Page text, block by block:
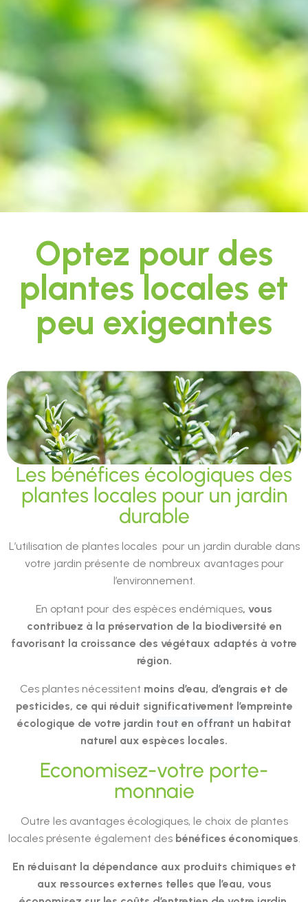
Optez pour des
plantes locales et
peu exigeantes
Les bénéfices écologiques des
plantes locales pour un jardin
durable
L’utilisation de plantes locales pour un jardin durable dans
votre jardin présente de nombreux avantages pour
l’environnement.
En optant pour des espèces endémiques, vous
contribuez à la préservation de la biodiversité en
favorisant la croissance des végétaux adaptés à votre
région.
Ces plantes nécessitent moins d’eau, d’engrais et de
pesticides, ce qui réduit significativement l’empreinte
écologique de votre jardin tout en offrant un habitat
naturel aux espèces locales.
Economisez-votre porte-
monnaie
Outre les avantages écologiques, le choix de plantes
locales présente également desbénéfices économiques
En réduisant la dépendance aux produits chimiques et
aux ressources externes telles que l’eau, vous